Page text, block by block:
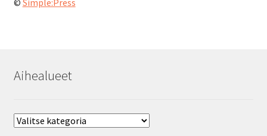
Aihealueet
Aihealueet